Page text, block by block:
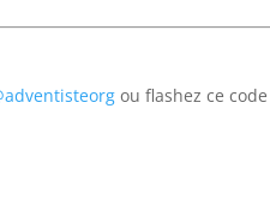
ou flashez ce code